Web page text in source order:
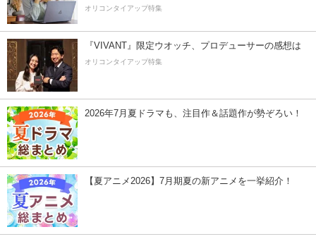
オリコンタイアップ特集
『VIVANT』限定ウオッチ、プロデューサーの感想は
オリコンタイアップ特集
2026年7月夏ドラマも、注目作＆話題作が勢ぞろい！
【夏アニメ2026】7月期夏の新アニメを一挙紹介！